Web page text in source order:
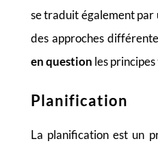
se traduit également par
des approches
en question les
Planification
La planification est un